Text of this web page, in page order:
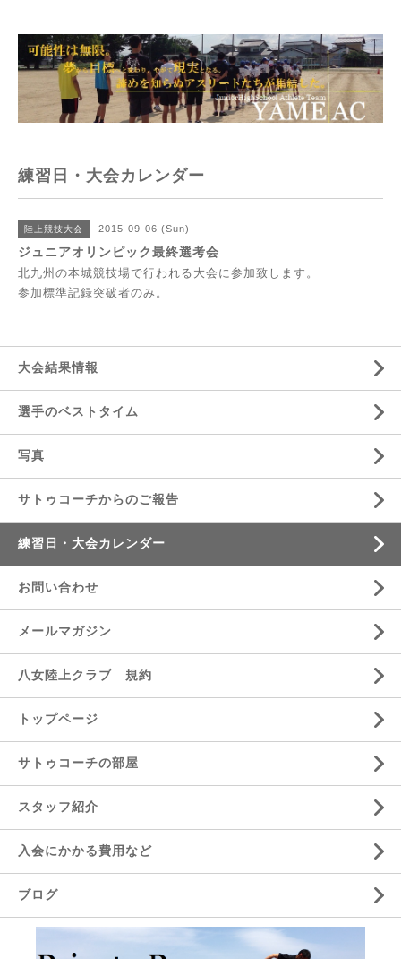
練習日・大会カレンダー
陸上競技大会 2015-09-06 (Sun)
ジュニアオリンピック最終選考会
北九州の本城競技場で行われる大会に参加致します。
参加標準記録突破者のみ。
大会結果情報
選手のベストタイム
写真
サトゥコーチからのご報告
練習日・大会カレンダー
お問い合わせ
メールマガジン
八女陸上クラブ 規約
トップページ
サトゥコーチの部屋
スタッフ紹介
入会にかかる費用など
ブログ